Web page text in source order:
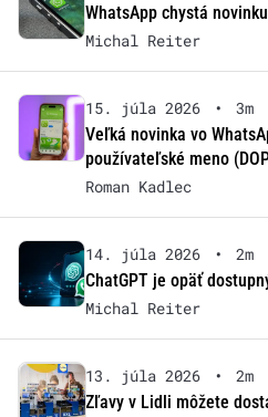
WhatsApp chystá
Michal Reiter
15. júla 2026 •
3m
Veľká novinka vo
používateľské meno
Roman Kadlec
14. júla 2026 •
2m
ChatGPT je opäť
Michal Reiter
13. júla 2026 •
2m
Zľavy v Lidli môžete